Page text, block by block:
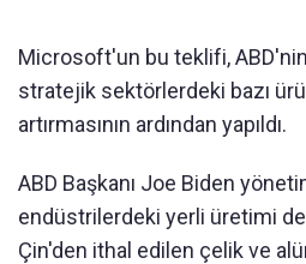
Microsoft'un bu teklifi,
stratejik sektörlerdeki bazı
artırmasının ardından yapıldı.
ABD Başkanı Joe Biden
endüstrilerdeki yerli üretimi
Çin'den ithal edilen çelik ve